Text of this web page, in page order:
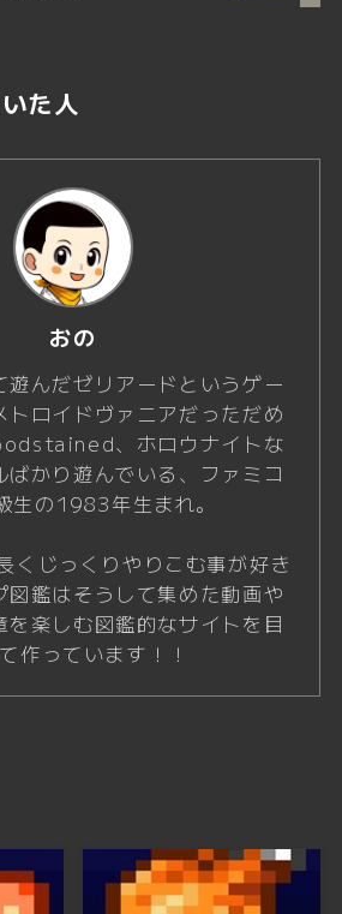
た人
おの
遊んだゼリアードというゲー
トロイドヴァニアだっただめ
、ホロウナイトな
ばかり遊んでいる、ファミコ
生の1983年生まれ。
くじっくりやりこむ事が好き
図鑑はそうして集めた動画や
を楽しむ図鑑的なサイトを目
作っています！！